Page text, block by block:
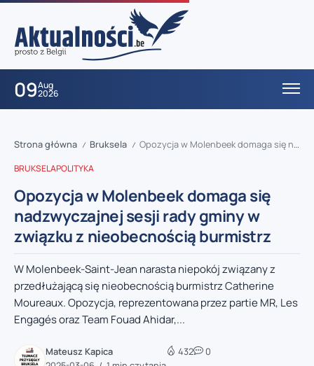
09Aug
2026
Strona główna / Bruksela / Opozycja w Molenbeek domaga się nadzwyczajnej sesji rady gminy w związku z nieobecnością burmistrz
BRUKSELAPOLITYKA
Opozycja w Molenbeek domaga się
nadzwyczajnej sesji rady gminy w
związku z nieobecnością burmistrz
W Molenbeek-Saint-Jean narasta niepokój związany z
przedłużającą się nieobecnością burmistrz Catherine
Moureaux. Opozycja, reprezentowana przez partie MR, Les
Engagés oraz Team Fouad Ahidar,...
Mateusz Kapica
432 0